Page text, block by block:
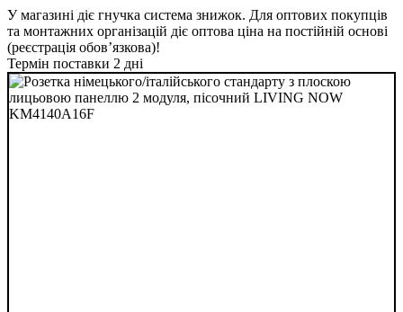
У магазині діє гнучка система знижок. Для оптових покупців
та монтажних організацій діє оптова ціна на постійній основі
(реєстрація обов’язкова)!
Термін поставки 2 дні